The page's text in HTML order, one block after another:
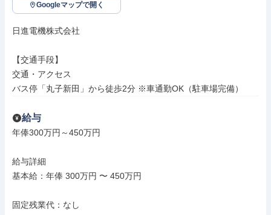
Googleマップで開く
日進電機株式会社
【交通手段】
交通・アクセス
バス停「丸子新田」から徒歩2分 ※車通勤OK（駐車場完備）
給与
年俸300万円～450万円
給与詳細
基本給：年俸 300万円 〜 450万円
固定残業代：なし